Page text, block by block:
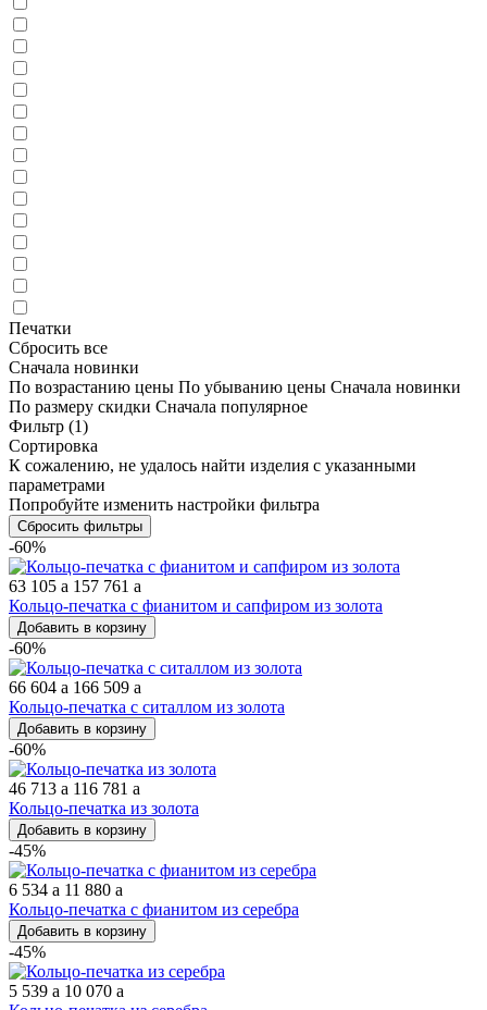
Печатки
Сбросить все
Сначала новинки
По возрастанию цены По убыванию цены Сначала новинки
По размеру скидки Сначала популярное
Фильтр (1)
Сортировка
К сожалению, не удалось найти изделия с указанными
параметрами
Попробуйте изменить настройки фильтра
Сбросить фильтры
-60%
63 105 a 157 761 a
Кольцо-печатка с фианитом и сапфиром из золота
Добавить в корзину
-60%
66 604 a 166 509 a
Кольцо-печатка с ситаллом из золота
Добавить в корзину
-60%
46 713 a 116 781 a
Кольцо-печатка из золота
Добавить в корзину
-45%
6 534 a 11 880 a
Кольцо-печатка с фианитом из серебра
Добавить в корзину
-45%
5 539 a 10 070 a